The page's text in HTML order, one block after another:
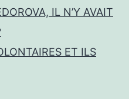
IL N’Y AVAIT
ET ILS